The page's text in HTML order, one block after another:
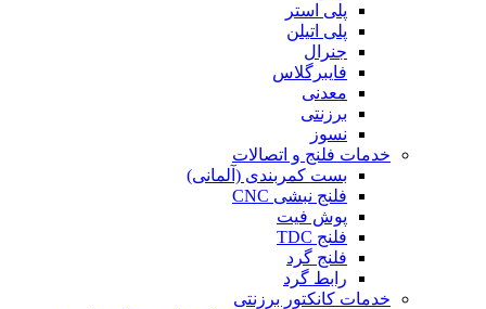
پلی استر
پلی اتیلن
جنرال
فایبرگلاس
معدنی
برزنتی
نسوز
خدمات فلنج و اتصالات
بست کمربندی (آلمانی)
فلنج نبشی CNC
پوش فیت
فلنج TDC
فلنج گرد
رابط گرد
خدمات کانکتور برزنتی